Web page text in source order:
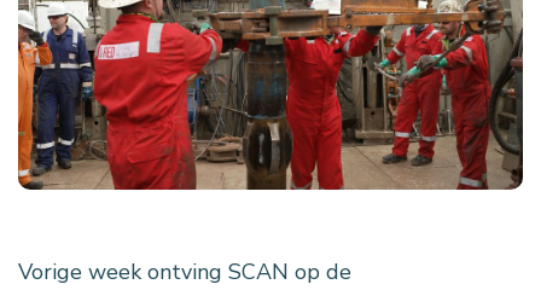
Vorige week ontving SCAN op de